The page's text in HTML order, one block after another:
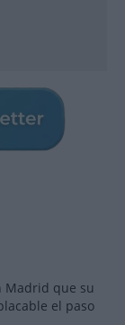
Madrid que su
el paso